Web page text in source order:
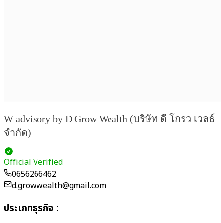
W advisory by D Grow Wealth (บริษัท ดี โกรว เวลธ์
จำกัด)
Official Verified
0656266462
d.growwealth@gmail.com
ประเภทธุรกิจ :